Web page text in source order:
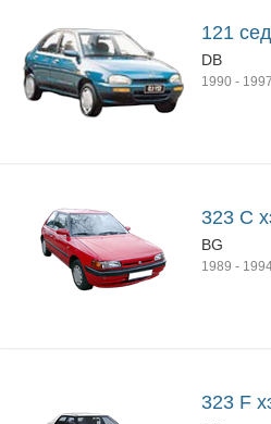
121
DB
1990 - 1997
323 C
BG
1989 -
323 F